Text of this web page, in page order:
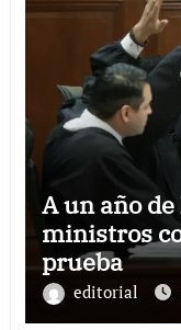
A un año
ministros
prueba
editorial